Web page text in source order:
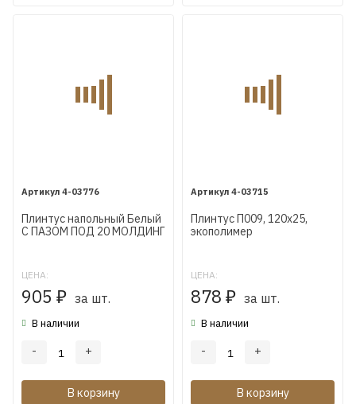
4-03776
Плинтус напольный Белый
С ПАЗОМ ПОД 20 МОЛДИНГ
ЦЕНА:
905 ₽ за шт.
В наличии
- +
В корзину
4-03715
Плинтус П009, 120х25,
экополимер
ЦЕНА:
878 ₽ за шт.
В наличии
- +
В корзину